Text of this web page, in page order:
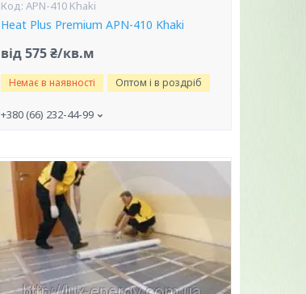
APN-410 Khaki
Heat Plus Premium APN-410 Khaki
від 575 ₴/кв.м
Немає в наявності Оптом і в роздріб
+380 (66) 232-44-99